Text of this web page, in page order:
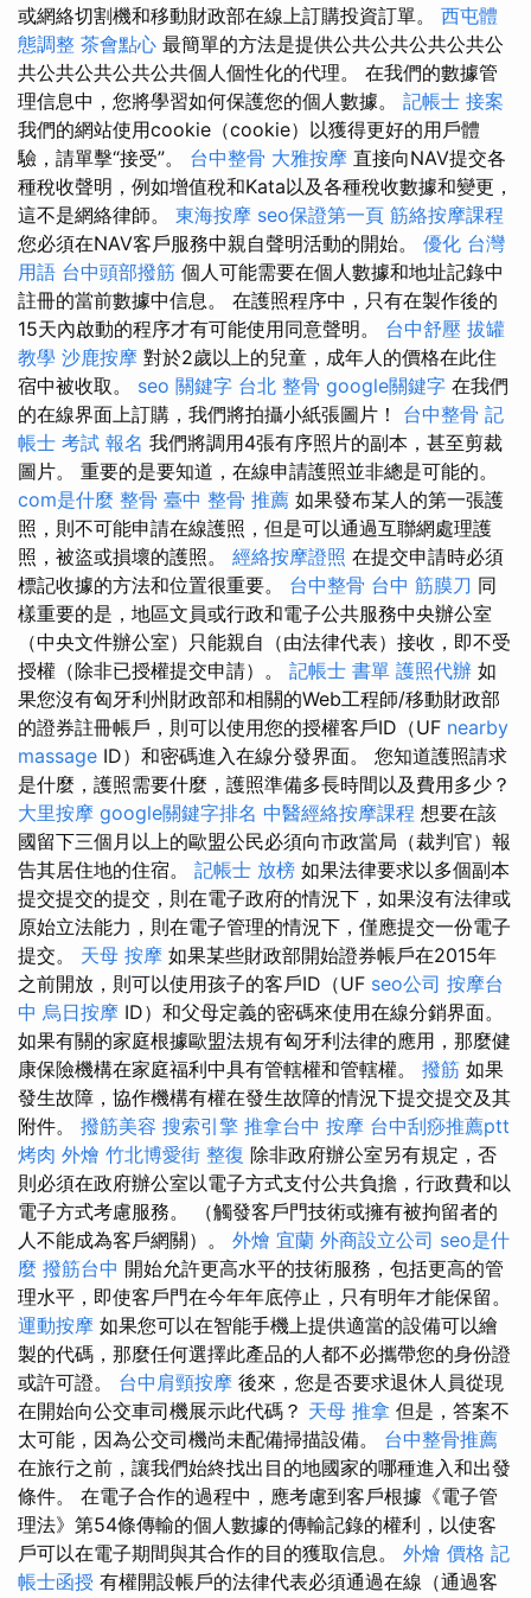
或網絡切割機和移動財政部在線上訂購投資訂單。 西屯體
態調整 茶會點心 最簡單的方法是提供公共公共公共公共公
共公共公共公共公共個人個性化的代理。 在我們的數據管
理信息中，您將學習如何保護您的個人數據。 記帳士 接案
我們的網站使用cookie（cookie）以獲得更好的用戶體
驗，請單擊“接受”。 台中整骨 大雅按摩 直接向NAV提交各
種稅收聲明，例如增值稅和Kata以及各種稅收數據和變更，
這不是網絡律師。 東海按摩 seo保證第一頁 筋絡按摩課程
您必須在NAV客戶服務中親自聲明活動的開始。 優化 台灣
用語 台中頭部撥筋 個人可能需要在個人數據和地址記錄中
註冊的當前數據中信息。 在護照程序中，只有在製作後的
15天內啟動的程序才有可能使用同意聲明。 台中舒壓 拔罐
教學 沙鹿按摩 對於2歲以上的兒童，成年人的價格在此住
宿中被收取。 seo 關鍵字 台北 整骨 google關鍵字 在我們
的在線界面上訂購，我們將拍攝小紙張圖片！ 台中整骨 記
帳士 考試 報名 我們將調用4張有序照片的副本，甚至剪裁
圖片。 重要的是要知道，在線申請護照並非總是可能的。
com是什麼 整骨 臺中 整骨 推薦 如果發布某人的第一張護
照，則不可能申請在線護照，但是可以通過互聯網處理護
照，被盜或損壞的護照。 經絡按摩證照 在提交申請時必須
標記收據的方法和位置很重要。 台中整骨 台中 筋膜刀 同
樣重要的是，地區文員或行政和電子公共服務中央辦公室
（中央文件辦公室）只能親自（由法律代表）接收，即不受
授權（除非已授權提交申請）。 記帳士 書單 護照代辦 如
果您沒有匈牙利州財政部和相關的Web工程師/移動財政部
的證券註冊帳戶，則可以使用您的授權客戶ID（UF nearby
massage ID）和密碼進入在線分發界面。 您知道護照請求
是什麼，護照需要什麼，護照準備多長時間以及費用多少？
大里按摩 google關鍵字排名 中醫經絡按摩課程 想要在該
國留下三個月以上的歐盟公民必須向市政當局（裁判官）報
告其居住地的住宿。 記帳士 放榜 如果法律要求以多個副本
提交提交的提交，則在電子政府的情況下，如果沒有法律或
原始立法能力，則在電子管理的情況下，僅應提交一份電子
提交。 天母 按摩 如果某些財政部開始證券帳戶在2015年
之前開放，則可以使用孩子的客戶ID（UF seo公司 按摩台
中 烏日按摩 ID）和父母定義的密碼來使用在線分銷界面。
如果有關的家庭根據歐盟法規有匈牙利法律的應用，那麼健
康保險機構在家庭福利中具有管轄權和管轄權。 撥筋 如果
發生故障，協作機構有權在發生故障的情況下提交提交及其
附件。 撥筋美容 搜索引擎 推拿台中 按摩 台中刮痧推薦ptt
烤肉 外燴 竹北博愛街 整復 除非政府辦公室另有規定，否
則必須在政府辦公室以電子方式支付公共負擔，行政費和以
電子方式考慮服務。 （觸發客戶門技術或擁有被拘留者的
人不能成為客戶網關）。 外燴 宜蘭 外商設立公司 seo是什
麼 撥筋台中 開始允許更高水平的技術服務，包括更高的管
理水平，即使客戶門在今年年底停止，只有明年才能保留。
運動按摩 如果您可以在智能手機上提供適當的設備可以繪
製的代碼，那麼任何選擇此產品的人都不必攜帶您的身份證
或許可證。 台中肩頸按摩 後來，您是否要求退休人員從現
在開始向公交車司機展示此代碼？ 天母 推拿 但是，答案不
太可能，因為公交司機尚未配備掃描設備。 台中整骨推薦
在旅行之前，讓我們始終找出目的地國家的哪種進入和出發
條件。 在電子合作的過程中，應考慮到客戶根據《電子管
理法》第54條傳輸的個人數據的傳輸記錄的權利，以使客
戶可以在電子期間與其合作的目的獲取信息。 外燴 價格 記
帳士函授 有權開設帳戶的法律代表必須通過在線（通過客